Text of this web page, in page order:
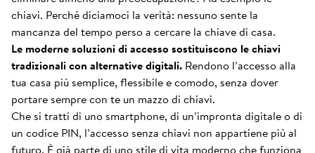
chiavi. Perché diciamoci la verità: nessuno sente la
mancanza del tempo perso a cercare la chiave di casa.
Le moderne soluzioni di accesso sostituiscono le chiavi
tradizionali con alternative digitali. Rendono l’accesso alla
tua casa più semplice, flessibile e comodo, senza dover
portare sempre con te un mazzo di chiavi.
Che si tratti di uno smartphone, di un’impronta digitale o di
un codice PIN, l’accesso senza chiavi non appartiene più al
futuro. È già parte di uno stile di vita moderno che funziona